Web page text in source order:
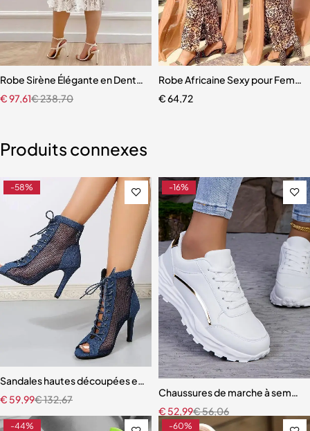
pour Femme
Robe Sirène Élégante en Dentelle pour Femme
€238,70
€97,61
Robe Africaine Sexy pour Femme
€64,72
Produits connexes
-58%
Sandales hautes découpées en maille pour femmes
€132,67
€ 59,99
-16%
Chaussures de marche à
€56,06
€ 52,99
-44% -60%